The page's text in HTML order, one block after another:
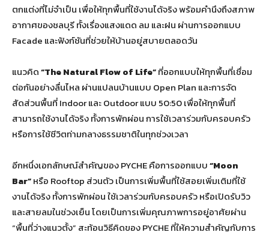
ตกแต่งที่ไม่จำเป็น เพื่อให้ทุกพื้นที่ใช้งานได้จริง พร้อมคำนึงถึงสภาพ
อากาศของชลบุรี ทั้งเรื่องแสงแดด ลม และฝน ผ่านการออกแบบ
Facade และฟังก์ชันที่ช่วยให้บ้านอยู่สบายตลอดวัน
แนวคิด“The Natural Flow of Life”ที่ออกแบบให้ทุกพื้นที่เชื่อม
ต่อกันอย่างลื่นไหล ผ่านแปลนบ้านแบบ Open Plan และการจัด
สัดส่วนพื้นที่ Indoor และ Outdoor แบบ 50:50 เพื่อให้ทุกพื้นที่
สามารถใช้งานได้จริง ทั้งการพักผ่อน การใช้เวลาร่วมกับครอบครัว
หรือการใช้ชีวิตท่ามกลางธรรมชาติในทุกช่วงเวลา
อีกหนึ่งเอกลักษณ์สำคัญของ PYCHE คือการออกแบบ“Moon
Bar”หรือ Rooftop ส่วนตัว เป็นการเพิ่มพื้นที่ใช้สอยเพิ่มเติมที่ใช้
งานได้จริง ทั้งการพักผ่อน ใช้เวลาร่วมกับครอบครัว หรือเปิดรับวิว
และสายลมในช่วงเย็น โดยเป็นการเพิ่มคุณภาพการอยู่อาศัยผ่าน
“พื้นที่ว่างแนวตั้ง” สะท้อนวิธีคิดของ PYCHE ที่ให้ความสำคัญกับการ